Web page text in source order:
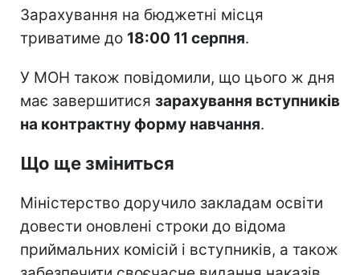
Зарахування на бюджетні місця
триватиме до 18:00 11 серпня.
У МОН також повідомили, що цього ж дня
має завершитися зарахування вступників
на контрактну форму навчання.
Що ще зміниться
Міністерство доручило закладам освіти
довести оновлені строки до відома
приймальних комісій і вступників, а також